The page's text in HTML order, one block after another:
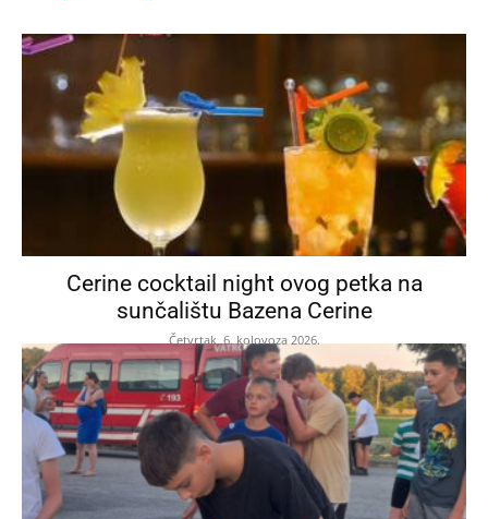
Cerine cocktail night ovog petka na
sunčalištu Bazena Cerine
Četvrtak, 6. kolovoza 2026.